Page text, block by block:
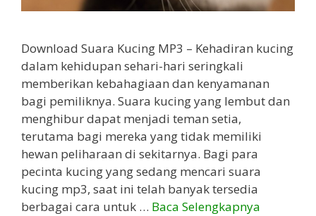
Download Suara Kucing MP3 – Kehadiran kucing
dalam kehidupan sehari-hari seringkali
memberikan kebahagiaan dan kenyamanan
bagi pemiliknya. Suara kucing yang lembut dan
menghibur dapat menjadi teman setia,
terutama bagi mereka yang tidak memiliki
hewan peliharaan di sekitarnya. Bagi para
pecinta kucing yang sedang mencari suara
kucing mp3, saat ini telah banyak tersedia
berbagai cara untuk … Baca Selengkapnya